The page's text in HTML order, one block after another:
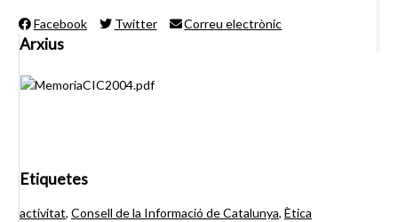
Facebook Twitter Correu electrònic
Arxius
Etiquetes
activitat, Consell de la Informació de Catalunya, Ètica